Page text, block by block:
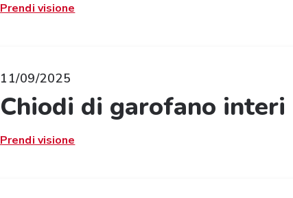
Prendi visione
11/09/2025
Chiodi di garofano interi
Prendi visione